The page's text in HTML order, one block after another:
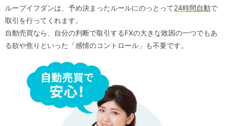
ループイフダンは、予め決まったルールにのっとって24時間自動で
取引を行ってくれます。
自動売買なら、自分の判断で取引するFXの大きな敗因の一つでもあ
る欲や焦りといった「感情のコントロール」も不要です。